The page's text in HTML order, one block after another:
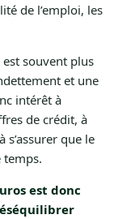
de l’emploi, les
souvent plus
et une
intérêt à
de crédit, à
s’assurer que le
temps.
est donc